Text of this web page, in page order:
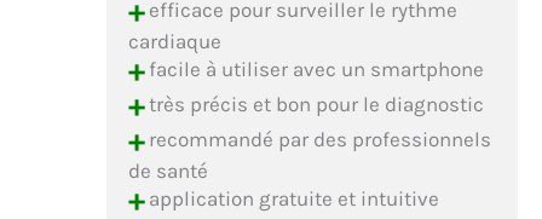
+efficace pour surveiller le rythme
cardiaque
+facile à utiliser avec un smartphone
+très précis et bon pour le diagnostic
+recommandé par des professionnels
de santé
+application gratuite et intuitive